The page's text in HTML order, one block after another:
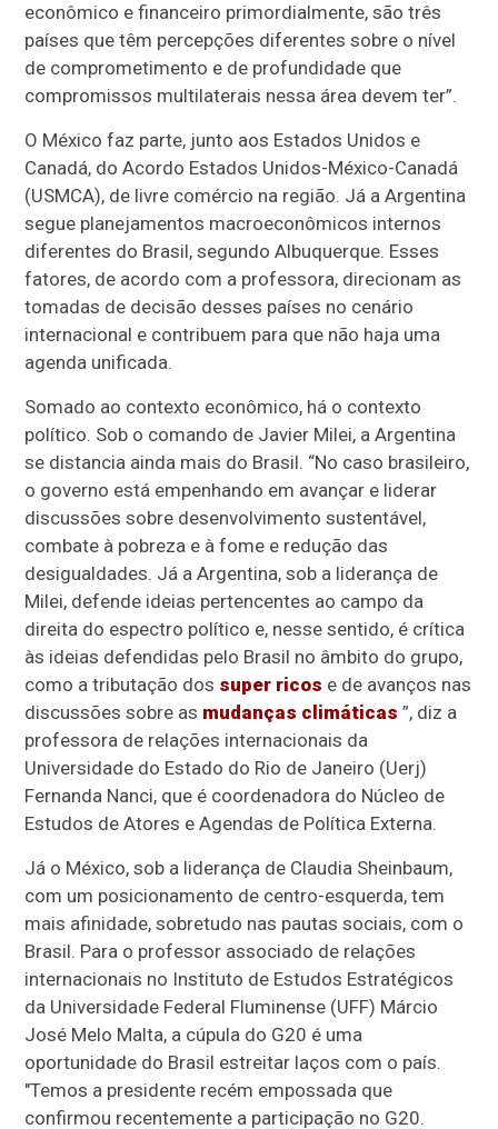
econômico e financeiro primordialmente, são três
países que têm percepções diferentes sobre o nível
de comprometimento e de profundidade que
compromissos multilaterais nessa área devem ter”.
O México faz parte, junto aos Estados Unidos e
Canadá, do Acordo Estados Unidos-México-Canadá
(USMCA), de livre comércio na região. Já a Argentina
segue planejamentos macroeconômicos internos
diferentes do Brasil, segundo Albuquerque. Esses
fatores, de acordo com a professora, direcionam as
tomadas de decisão desses países no cenário
internacional e contribuem para que não haja uma
agenda unificada.
Somado ao contexto econômico, há o contexto
político. Sob o comando de Javier Milei, a Argentina
se distancia ainda mais do Brasil. “No caso brasileiro,
o governo está empenhando em avançar e liderar
discussões sobre desenvolvimento sustentável,
combate à pobreza e à fome e redução das
desigualdades. Já a Argentina, sob a liderança de
Milei, defende ideias pertencentes ao campo da
direita do espectro político e, nesse sentido, é crítica
às ideias defendidas pelo Brasil no âmbito do grupo,
como a tributação dos super ricos e de avanços nas
discussões sobre as mudanças climáticas ”, diz a
professora de relações internacionais da
Universidade do Estado do Rio de Janeiro (Uerj)
Fernanda Nanci, que é coordenadora do Núcleo de
Estudos de Atores e Agendas de Política Externa.
Já o México, sob a liderança de Claudia Sheinbaum,
com um posicionamento de centro-esquerda, tem
mais afinidade, sobretudo nas pautas sociais, com o
Brasil. Para o professor associado de relações
internacionais no Instituto de Estudos Estratégicos
da Universidade Federal Fluminense (UFF) Márcio
José Melo Malta, a cúpula do G20 é uma
oportunidade do Brasil estreitar laços com o país.
"Temos a presidente recém empossada que
confirmou recentemente a participação no G20.